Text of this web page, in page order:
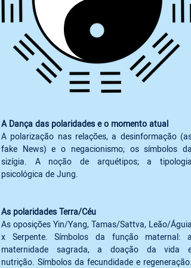
A polarização nas relações, a desinformação (as
fake News) e o negacionismo; os símbolos da
sizígia. A noção de arquétipos; a tipologia
psicológica de Jung.
As oposições Yin/Yang, Tamas/Sattva, Leão/Águia
x Serpente. Símbolos da função maternal: a
maternidade sagrada, a doação da vida e
nutrição. Símbolos da fecundidade e regeneração.